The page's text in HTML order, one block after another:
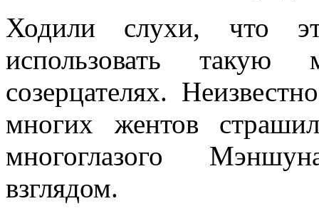
Ходили слухи, что
использовать
созерцателях.
многих жентов
многоглазого
взглядом.